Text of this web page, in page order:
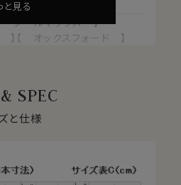
クールマックス 】
【 オックスフォード 】
支える
ン・ファブリックとは？
と見る
SPEC
と仕様